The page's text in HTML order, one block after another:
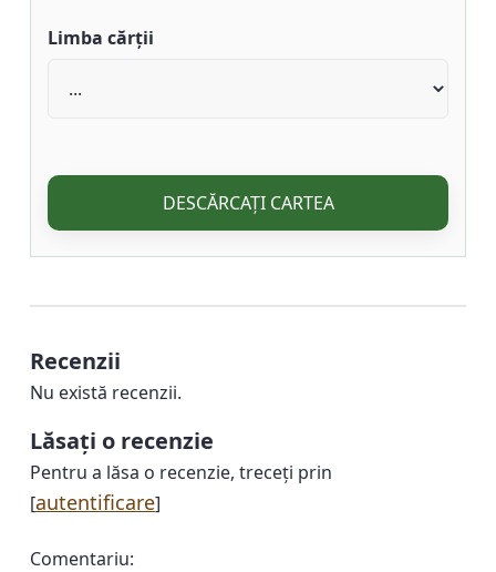
Limba cărții
DESCĂRCAȚI CARTEA
Recenzii
Nu există recenzii.
Lăsați o recenzie
Pentru a lăsa o recenzie, treceți prin
[autentificare]
Comentariu: